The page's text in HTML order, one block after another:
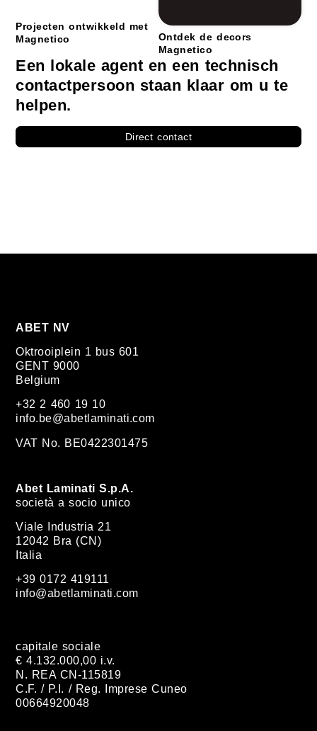
Projecten ontwikkeld met
Magnetico
Ontdek de decors
Magnetico
Een lokale agent en een technisch
contactpersoon staan klaar om u te
helpen.
Direct contact
ABET NV
Oktrooiplein 1 bus 601
GENT 9000
Belgium
+32 2 460 19 10
info.be@abetlaminati.com
VAT No. BE0422301475
Abet Laminati S.p.A.
società a socio unico
Viale Industria 21
12042 Bra (CN)
Italia
+39 0172 419111
info@abetlaminati.com
capitale sociale
€ 4.132.000,00 i.v.
N. REA CN-115819
C.F. / P.I. / Reg. Imprese Cuneo
00664920048